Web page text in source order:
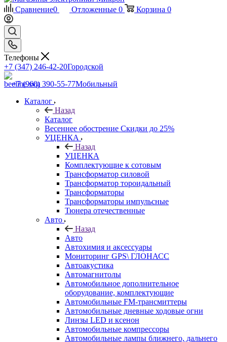
Сравнение0 Отложенные 0 Корзина 0
Телефоны
+7 (347) 246-42-20Городской
+7 (960) 390-55-77Мобильный
Каталог
Назад
Каталог
Весеннее обострение Скидки до 25%
УЦЕНКА
Назад
УЦЕНКА
Комплектующие к сотовым
Трансформатор силовой
Трансформатор тороидальный
Трансформаторы
Трансформаторы импульсные
Тюнера отечественные
Авто
Назад
Авто
Автохимия и аксессуары
Мониторинг GPS\ ГЛОНАСС
Автоакустика
Автомагнитолы
Автомобильное дополнительное
оборудование, комплектующие
Автомобильные FM-трансмиттеры
Автомобильные дневные ходовые огни
Линзы LED и ксенон
Автомобильные компрессоры
Автомобильные лампы ближнего, дальнего